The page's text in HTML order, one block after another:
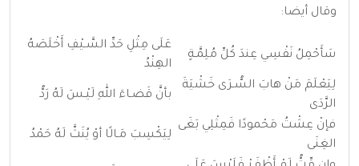
وقال أيضا:
سَأَحْمِلُ نَفْسِي عِندَ كُلِّ مُلِمَّـةٍ
عَلَى مِثْلِ حَدِّ السَّـيْفِ أَخْلَصَهُ
الهِنْدُ
لِيَعْلَمَ مَنْ هابَ السُّـرَى خَشْيَةَ
الرَّدَى
بأنَّ قَضـاءَ اللهِ لَيْـسَ لَهُ رَدُّ
فإنْ عِشْتُ مَحْمودًا فَمِثْلِي بَغَى
الغِنَى
لِيَكْسِبَ مَـالًا أوْ يُنَثَّ لَهُ حَمْدُ